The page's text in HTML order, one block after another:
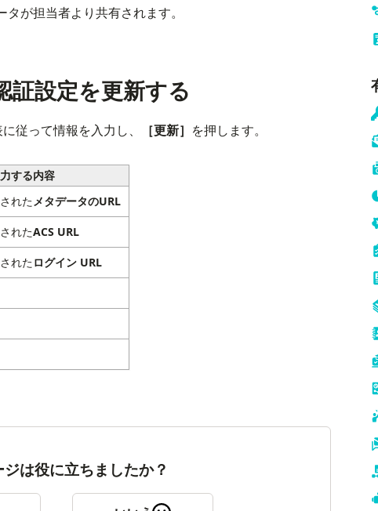
が担当者より共有されます。
設定を更新する
従って情報を入力し、 ［更新］ を押します。
する内容
れたメタデータのURL
れたACS URL
れたログイン URL
ジは役に立ちましたか？